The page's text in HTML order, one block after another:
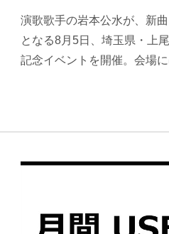
演歌歌手の岩本公水が、新
となる8月5日、埼玉県・上
記念イベントを開催。会場